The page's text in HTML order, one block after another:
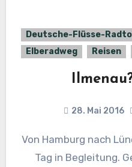
Deutsche-Flüsse-
Elberadweg
Reisen
28. Mai 2016
Von Hamburg nach Lüneburg Dies ist wieder ein
Tag in Begleitung.